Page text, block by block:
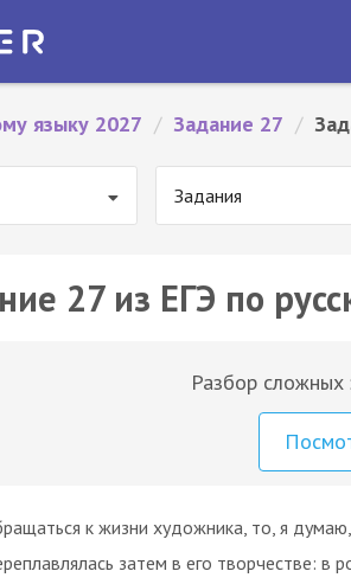
языку 2027 / Задание 27 /
Задания
27 из ЕГЭ по
Разбор сложных
к жизни художника, то, я думаю,
затем в его творчестве: